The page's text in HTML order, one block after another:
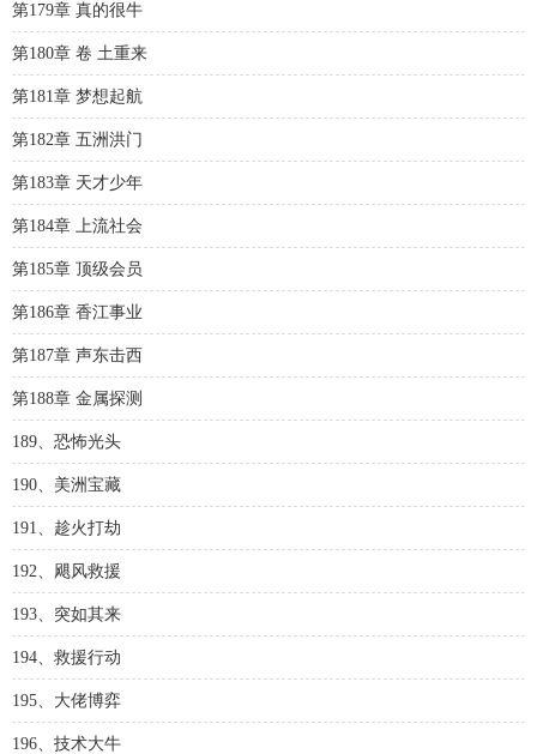
第179章 真的很牛
第180章 卷 土重来
第181章 梦想起航
第182章 五洲洪门
第183章 天才少年
第184章 上流社会
第185章 顶级会员
第186章 香江事业
第187章 声东击西
第188章 金属探测
189、恐怖光头
190、美洲宝藏
191、趁火打劫
192、飓风救援
193、突如其来
194、救援行动
195、大佬博弈
196、技术大牛